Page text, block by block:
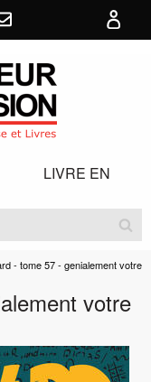
LIVRE EN
- tome 57 - genialement votre
votre